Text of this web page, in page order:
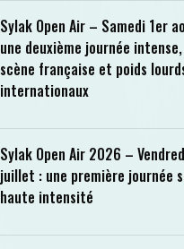
Sylak Open Air – Samedi 1er
une deuxième journée
scène française et poids
internationaux
Sylak Open Air 2026 –
juillet : une première journée
haute intensité